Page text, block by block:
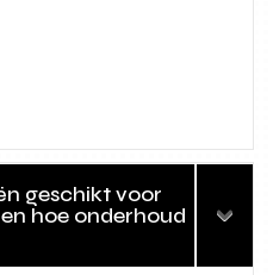
geschikt voor
hoe onderhoud